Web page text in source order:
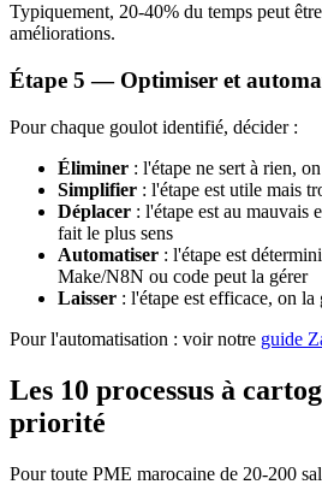
Typiquement, 20-40% du temps peut
améliorations.
Étape 5 — Optimiser et
Pour chaque goulot identifié, décider :
Éliminer : l'étape ne sert à rien,
Simplifier : l'étape est utile mais
Déplacer : l'étape est au mauvais
fait le plus sens
Automatiser : l'étape est
Make/N8N ou code peut la gérer
Laisser : l'étape est efficace, on la
Pour l'automatisation : voir notre guide
Les 10 processus à
priorité
Pour toute PME marocaine de 20-200